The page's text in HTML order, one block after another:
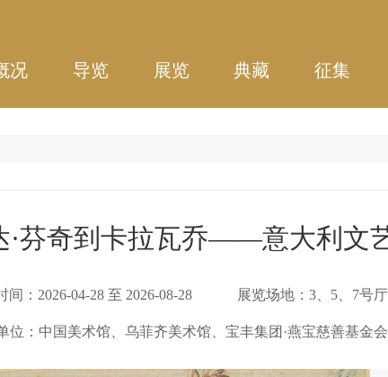
况 导览 展览 典藏 征集
·芬奇到卡拉瓦乔——意大利文
间： 2026-04-28 至 2026-08-28 展览场地： 3、5、7号厅
位： 中国美术馆、乌菲齐美术馆、宝丰集团·燕宝慈善基金会